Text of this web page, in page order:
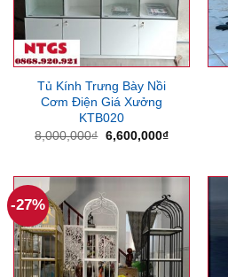
Tủ Kính Trưng Bày Nồi
Cơm Điện Giá Xưởng
KTB020
8,000,000₫ Giá
6,600,000₫Giá
-27%